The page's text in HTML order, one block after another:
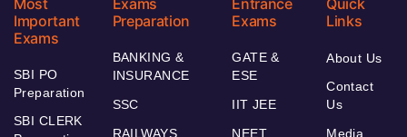
Important
Exams
SBI PO
Preparation
SBI CLERK
Preparation
BANKING &
INSURANCE
SSC
RAILWAYS
Exams
GATE &
ESE
IIT JEE
NEET
Links
About Us
Contact
Us
Media